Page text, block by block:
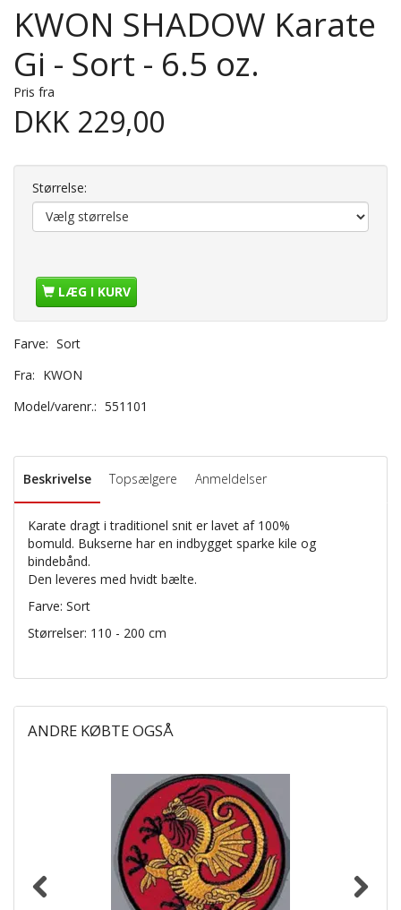
KWON SHADOW Karate
Gi - Sort - 6.5 oz.
Pris fra
DKK 229,00
Størrelse:
LÆG I KURV
Farve: Sort
Fra: KWON
Model/varenr.: 551101
Beskrivelse Topsælgere Anmeldelser
Karate dragt i traditionel snit er lavet af 100%
bomuld. Bukserne har en indbygget sparke kile og
bindebånd.
Den leveres med hvidt bælte.
Farve: Sort
Størrelser: 110 - 200 cm
ANDRE KØBTE OGSÅ